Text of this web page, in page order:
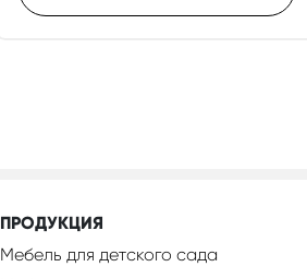
ПРОДУКЦИЯ
Мебель для детского сада